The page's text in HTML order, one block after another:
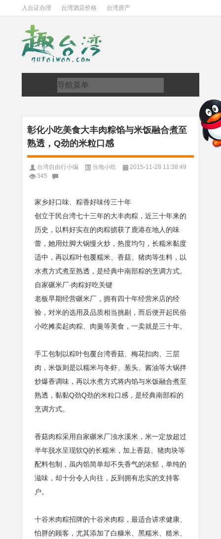
入台证办理 台湾酒店价格 台湾房产
彰化小吃美食大丰肉粽馅与米饭融合煮至
熟透，Q劲的米粒口感
台湾自由行小编 当地小吃
2015-11-28 11:38:49
345
家乡好口味、粽香好味传三十年
创立于民台湾七十三年的大丰肉粽，近三十年来的
历史，以料好实在的肉粽掳获了鹿港在地人的味
蕾，她用灶脚大锅慢火炒，热度均匀，长糯米黏度
适中，再以粽叶包覆糯米、香菇、猪肉等生料，以
水煮方式煮至熟透，是经典中南部粽的烹调方式。
自家碾米厂‧肉粽好吃关键
老板早期经营碾米厂，拥有四十年经营米店的经
验，对米的选用及品质相当挑剔，而后便开起民俗
小吃摊卖起肉粽、肉羹等美食，一卖就是三十年。
手工包制以粽叶包覆台湾香菇、梅花扣肉、三层
肉，米饭则是以糯米与冬虾、葱头、酱油等大锅拌
炒爆香调味，再以水煮方式将内馅与米饭融合煮至
熟透，黏黏Q劲Q劲的米粒口感，是经典南部粽的
烹调方式。
香菇肉粽采用自家碾米厂浊水溪米，米一定放超过
半年脱水呈现软Q的长糯米，加上香菇、猪肉块等
配料包制，虽内馅简单却不失香气的浓郁，单纯的
滋味，却十分令人向往，反到拥有忠实的支持客
户。
十谷米肉粽招牌的十谷米肉粽，最适合讲求健康、
怕胖的顾客，尤其添加了白糠米、黑糯米、糙米、